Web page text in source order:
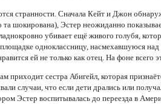
странности. Сначала Кейт и Джон
та шокирована), Эстер неожиданно
убивает ещё живого голубя,
площадке одноклассницу, насмехавшуюся
ей не только как отец. На фоне всего
приходит сестра Абигейл, которая
случаи, что если дети дрались или
Эстер воспитывалась до переезда в